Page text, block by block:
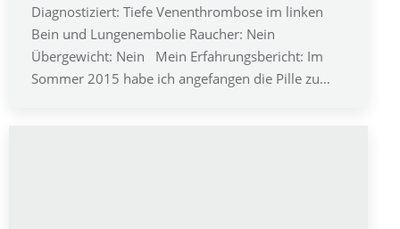
Diagnostiziert: Tiefe Venenthrombose im linken
Bein und Lungenembolie Raucher: Nein
Übergewicht: Nein Mein Erfahrungsbericht: Im
Sommer 2015 habe ich angefangen die Pille zu…